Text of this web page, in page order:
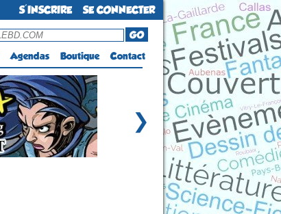
S'INSCRIRE
SE CONNECTER
GO
Agendas Boutique Contact
❯